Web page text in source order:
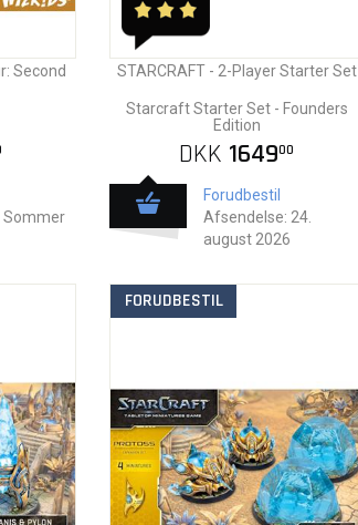
Second
Sommer
STARCRAFT - 2-Player Starter Set
Starcraft Starter Set - Founders
Edition
DKK 164900
Forudbestil
Afsendelse: 24.
august 2026
FORUDBESTIL